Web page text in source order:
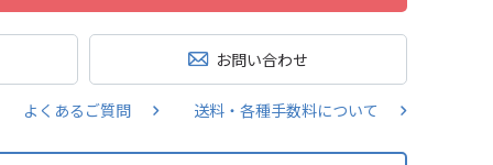
お問い合わせ
よくあるご質問 送料・各種手数料について